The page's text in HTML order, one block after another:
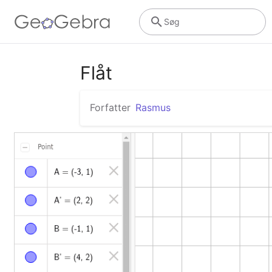
Søg
Flåt
Forfatter Rasmus